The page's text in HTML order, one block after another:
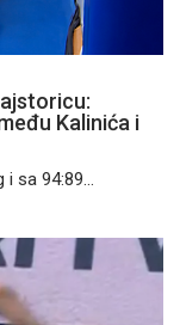
Kalinića i
sa 94:89...